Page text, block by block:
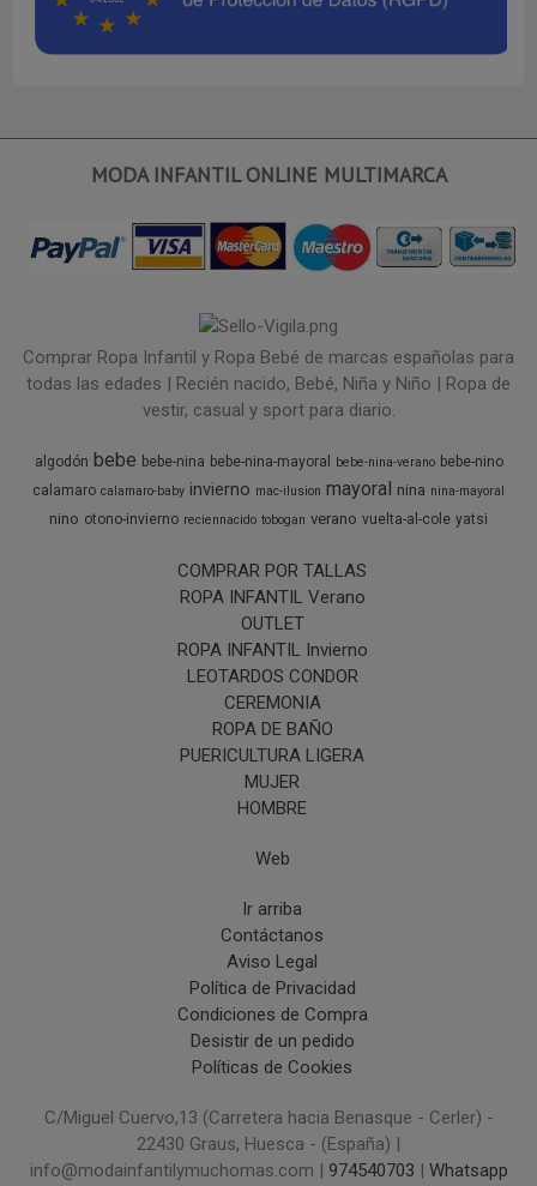
MODA INFANTIL ONLINE MULTIMARCA
Comprar Ropa Infantil y Ropa Bebé de marcas españolas para
todas las edades | Recién nacido, Bebé, Niña y Niño | Ropa de
vestir, casual y sport para diario.
algodón bebe bebe-nina bebe-nina-mayoral bebe-nina-verano bebe-nino
calamaro calamaro-baby invierno mac-ilusion mayoral nina nina-mayoral
nino otono-invierno reciennacido tobogan verano vuelta-al-cole yatsi
COMPRAR POR TALLAS
ROPA INFANTIL Verano
OUTLET
ROPA INFANTIL Invierno
LEOTARDOS CONDOR
CEREMONIA
ROPA DE BAÑO
PUERICULTURA LIGERA
MUJER
HOMBRE
Web
Ir arriba
Contáctanos
Aviso Legal
Política de Privacidad
Condiciones de Compra
Desistir de un pedido
Políticas de Cookies
C/Miguel Cuervo,13 (Carretera hacia Benasque - Cerler) -
22430 Graus, Huesca - (España) |
info@modainfantilymuchomas.com | 974540703 | Whatsapp